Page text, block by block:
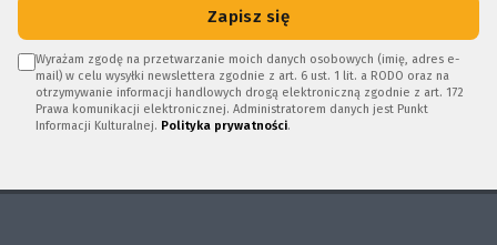
Zapisz się
Wyrażam zgodę na przetwarzanie moich danych osobowych (imię, adres e-
mail) w celu wysyłki newslettera zgodnie z art. 6 ust. 1 lit. a RODO oraz na
otrzymywanie informacji handlowych drogą elektroniczną zgodnie z art. 172
Prawa komunikacji elektronicznej. Administratorem danych jest Punkt
Informacji Kulturalnej. Polityka prywatności.